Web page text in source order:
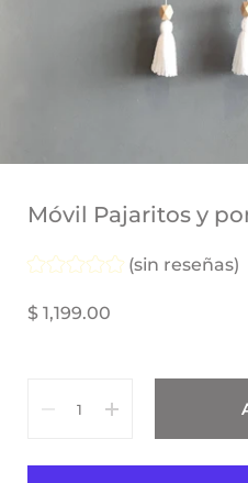
Móvil Pajaritos y
(sin reseñas)
$ 1,199.00